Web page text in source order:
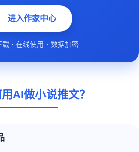
进入作家中心
· 在线使用 · 数据加密
AI做小说推文？